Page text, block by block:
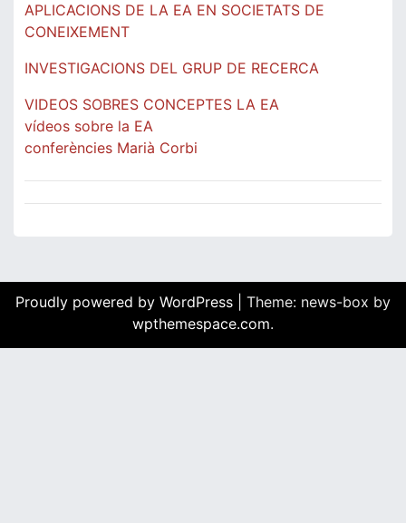
APLICACIONS DE LA EA EN SOCIETATS DE
CONEIXEMENT
INVESTIGACIONS DEL GRUP DE RECERCA
VIDEOS SOBRES CONCEPTES LA EA
vídeos sobre la EA
conferències Marià Corbi
Proudly powered by WordPress
Theme: news-box by
wpthemespace.com.